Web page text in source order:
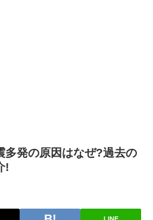
多発の原因はなぜ?過去の
!